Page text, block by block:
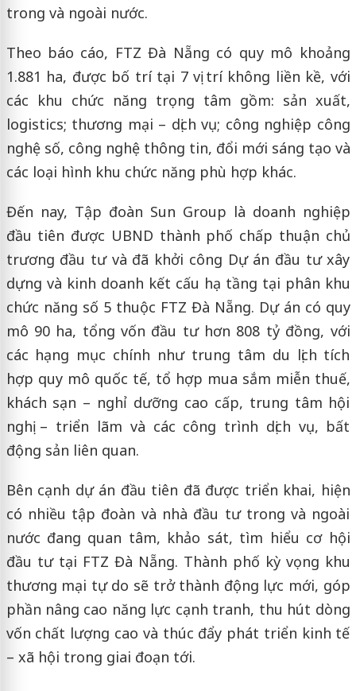
trong và ngoài nước.
Theo báo cáo, FTZ Đà Nẵng có quy mô khoảng
1.881 ha, được bố trí tại 7 vị trí không liền kề, với
các khu chức năng trọng tâm gồm: sản xuất,
logistics; thương mại – dịch vụ; công nghiệp công
nghệ số, công nghệ thông tin, đổi mới sáng tạo và
các loại hình khu chức năng phù hợp khác.
Đến nay, Tập đoàn Sun Group là doanh nghiệp
đầu tiên được UBND thành phố chấp thuận chủ
trương đầu tư và đã khởi công Dự án đầu tư xây
dựng và kinh doanh kết cấu hạ tầng tại phân khu
chức năng số 5 thuộc FTZ Đà Nẵng. Dự án có quy
mô 90 ha, tổng vốn đầu tư hơn 808 tỷ đồng, với
các hạng mục chính như trung tâm du lịch tích
hợp quy mô quốc tế, tổ hợp mua sắm miễn thuế,
khách sạn – nghỉ dưỡng cao cấp, trung tâm hội
nghị – triển lãm và các công trình dịch vụ, bất
động sản liên quan.
Bên cạnh dự án đầu tiên đã được triển khai, hiện
có nhiều tập đoàn và nhà đầu tư trong và ngoài
nước đang quan tâm, khảo sát, tìm hiểu cơ hội
đầu tư tại FTZ Đà Nẵng. Thành phố kỳ vọng khu
thương mại tự do sẽ trở thành động lực mới, góp
phần nâng cao năng lực cạnh tranh, thu hút dòng
vốn chất lượng cao và thúc đẩy phát triển kinh tế
– xã hội trong giai đoạn tới.